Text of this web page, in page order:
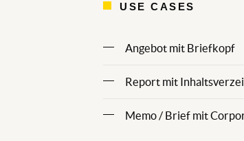
USE CASES
Angebot mit Briefkopf
Report mit
Memo / Brief mit